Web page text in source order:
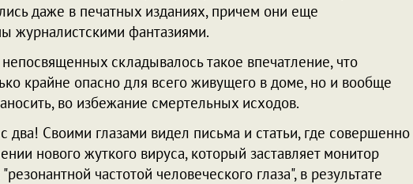
даже в печатных изданиях, причем они еще
журналистскими фантазиями.
складывалось такое впечатление, что
крайне опасно для всего живущего в доме, но и вообще
во избежание смертельных исходов.
два! Своими глазами видел письма и статьи, где совершенно
нового жуткого вируса, который заставляет монитор
частотой человеческого глаза", в результате